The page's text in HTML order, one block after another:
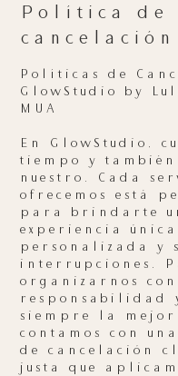
Política de
cancelación
Políticas de
GlowStudio by
MUA
En GlowStudio,
tiempo y también
nuestro. Cada
ofrecemos está
para brindarte
experiencia
personalizada y
interrupciones.
organizarnos con
responsabilidad
siempre la mejor
contamos con
de cancelación
justa que